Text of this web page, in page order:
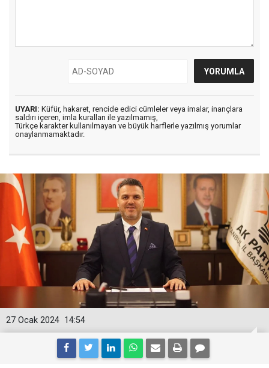
UYARI: Küfür, hakaret, rencide edici cümleler veya imalar, inançlara
saldırı içeren, imla kuralları ile yazılmamış,
Türkçe karakter kullanılmayan ve büyük harflerle yazılmış yorumlar
onaylanmamaktadır.
14:54
27 Ocak 2024